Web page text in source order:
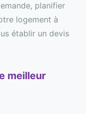
planifier
logement à
établir un devis
meilleur